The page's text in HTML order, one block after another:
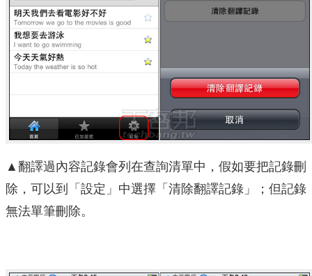
▲翻譯過內容記錄會列在查詢清單中，假如要把記錄刪
除，可以到「設定」中選擇「清除翻譯記錄」；但記錄
無法單筆刪除。